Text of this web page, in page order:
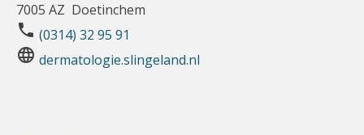
7005 AZ Doetinchem
phone (0314) 32 95 91
language dermatologie.slingeland.nl